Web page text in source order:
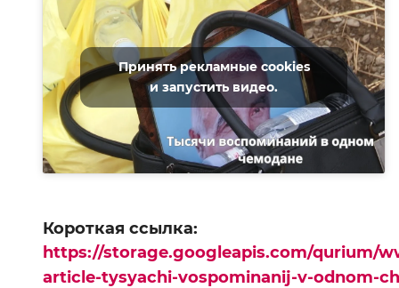
Принять рекламные cookies
и запустить видео.
Короткая ссылка:
https://storage.googleapis.com/qurium/
article-tysyachi-vospominanij-v-odnom-